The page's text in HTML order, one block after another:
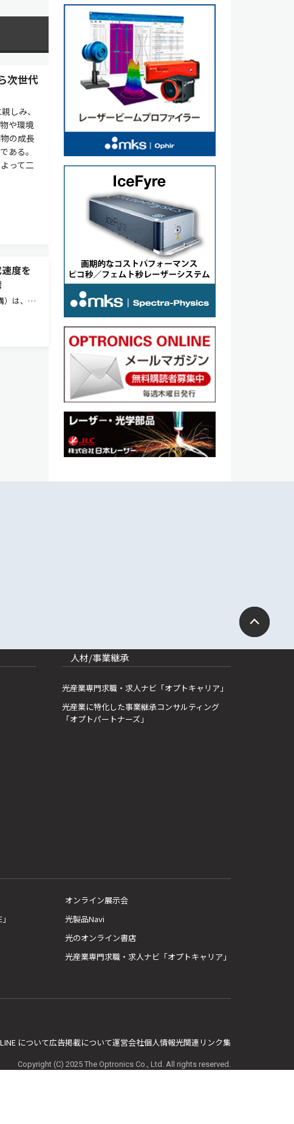
次世代
しみ、
や環境
の成長
ある。
って二
度を
）は、市
する手
度の測
人材/事業継承
光産業専門求職・求人ナビ「オプトキャリア」
光産業に特化した事業継承コンサルティング
「オプトパートナーズ」
オンライン展示会
光製品Navi
光のオンライン書店
光産業専門求職・求人ナビ「オプトキャリア」
について広告掲載について運営会社個人情報光関連リンク集
Copyright (C) 2025 The Optronics Co., Ltd. All rights reserved.